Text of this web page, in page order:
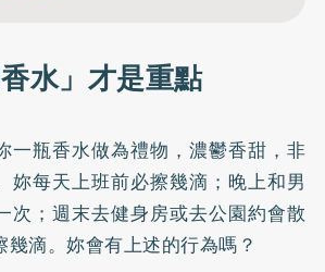
水」才是重點
一瓶香水做為禮物，濃鬱香甜，非
妳每天上班前必擦幾滴；晚上和男
次；週末去健身房或去公園約會散
幾滴。妳會有上述的行為嗎？